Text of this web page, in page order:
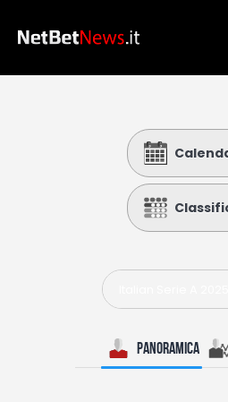
Calcio
Basket
Tennis
Lo Sapevi Che
I consigli di Giulia
Panoramica